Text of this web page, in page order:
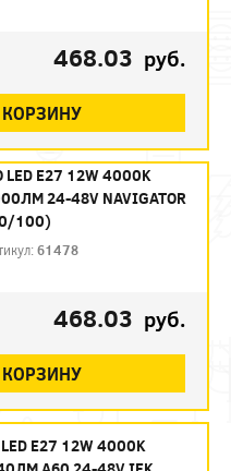
468.03 руб.
КОРЗИНУ
LED E27 12W 4000K
24-48V NAVIGATOR
100)
61478
468.03 руб.
КОРЗИНУ
E27 12W 4000K